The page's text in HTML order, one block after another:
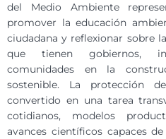
del Medio Ambiente
promover la educación
ciudadana y reflexionar sobre
que tienen gobiernos,
comunidades en la
sostenible. La protección
convertido en una tarea
cotidianos, modelos
avances científicos capaces